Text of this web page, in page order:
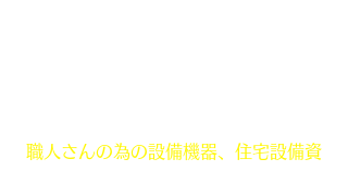
職人さんの為の設備機器、住宅設備資